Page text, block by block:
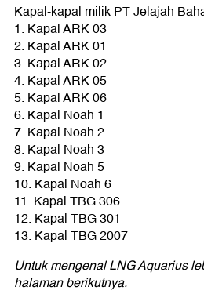
Kapal-kapal milik PT Jelajah
1. Kapal ARK 03
2. Kapal ARK 01
3. Kapal ARK 02
4. Kapal ARK 05
5. Kapal ARK 06
6. Kapal Noah 1
7. Kapal Noah 2
8. Kapal Noah 3
9. Kapal Noah 5
10. Kapal Noah 6
11. Kapal TBG 306
12. Kapal TBG 301
13. Kapal TBG 2007
Untuk mengenal LNG Aquarius
halaman berikutnya.